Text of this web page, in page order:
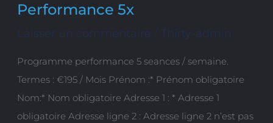
Performance 5x
Laisser un commentaire / Thirty-admin
Programme performance 5 seances / semaine.
Termes : €195 / Mois Prénom :* Prénom obligatoire
Nom:* Nom obligatoire Adresse 1 : * Adresse 1
obligatoire Adresse ligne 2 : Adresse ligne 2 n’est pas
Performance
5x